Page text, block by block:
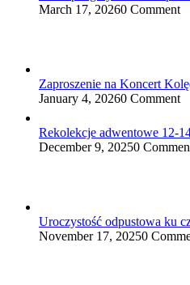
March 17, 20260 Comment
Zaproszenie na Koncert
January 4, 20260 Comment
Rekolekcje adwentowe 12-
December 9, 20250
Uroczystość odpustowa ku
November 17, 20250